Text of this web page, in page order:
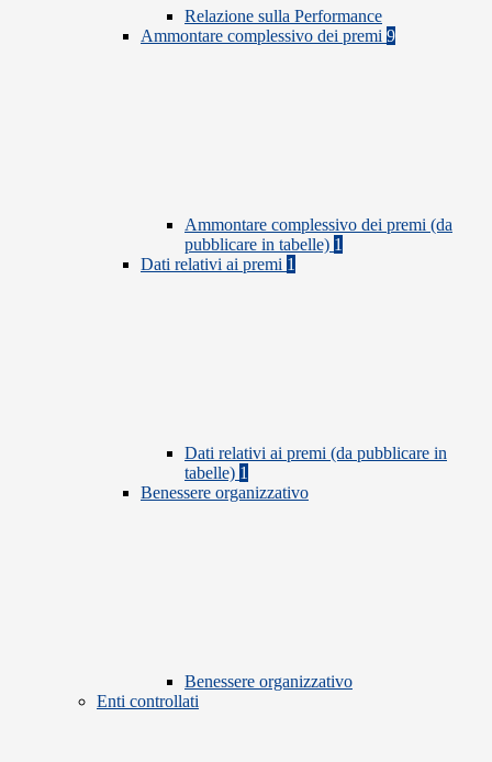
Relazione sulla Performance
Ammontare complessivo dei premi 9
Ammontare complessivo dei premi (da
pubblicare in tabelle) 1
Dati relativi ai premi 1
Dati relativi ai premi (da pubblicare in
tabelle) 1
Benessere organizzativo
Benessere organizzativo
Enti controllati